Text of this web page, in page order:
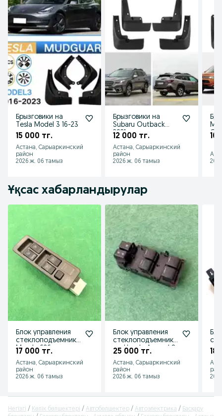
Брызговики на
Tesla Model 3 16-23
15 000 тг.
Астана, Сарыаркинский
район
2026 ж. 06 тамыз
Брызговики на
Subaru Outback
2021
12 000 тг.
Астана, Сарыаркинский
район
2026 ж. 06 тамыз
10
Ұқсас хабарландырулар
Блок управления
стеклоподъемника
Mazda 626
17 000 тг.
Астана, Сарыаркинский
район
2026 ж. 06 тамыз
Блок управления
стеклоподъемника
ми Honda Accord 8
/ Хонда Аккорд 8
25 000 тг.
Астана, Сарыаркинский
район
2026 ж. 06 тамыз
ми
18
Негізгі Көлік бөлшектері Автобөлшектер Автоэлектрика
Басқару